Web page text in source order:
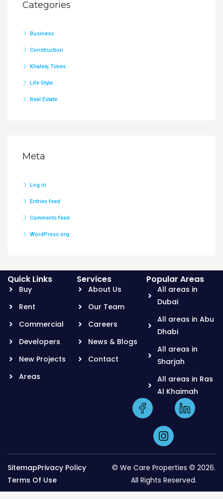
Categories
Business
Construction
Khaleej Times
Life Style
Real Estate
Meta
Log in
Entries feed
Comments feed
WordPress.org
Quick Links
Buy
Rent
Commercial
Developers
New Projects
Areas
Services
About Us
Our Team
Careers
News & Blogs
Contact
Popular Areas
All areas in
Dubai
All areas in Abu
Dhabi
All areas in
Sharjah
All areas in Ras
Al Khaimah
SitemapPrivacy Policy
Terms Of Use
© We Care Properties © 2026.
All Rights Reserved.